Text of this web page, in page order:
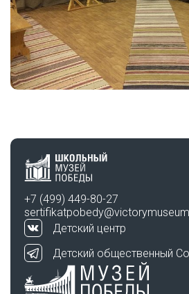
+7 (499) 449-80-27
Детский центр
Детский общественный